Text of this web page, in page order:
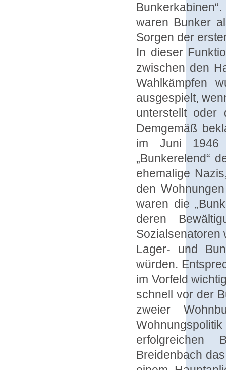
waren Bunker
Sorgen der
In dieser
zwischen den
Wahlkämpfen
ausgespielt,
unterstellt oder
Demgemäß
im Juni 1946
„Bunkerelend“
ehemalige
den
waren die
deren
Sozialsenatoren
Lager- und
würden.
im Vorfeld
schnell vor der
zweier
erfolgreichen
Breidenbach